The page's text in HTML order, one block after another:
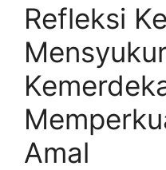
Refleksi
Amal